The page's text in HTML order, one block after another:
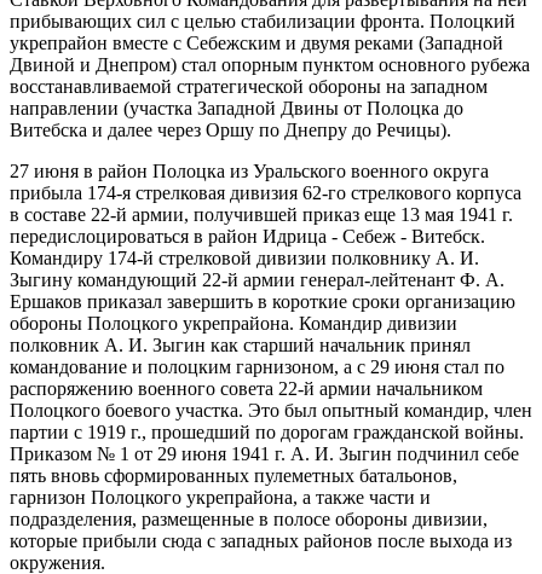
прибывающих сил с целью стабилизации фронта. Полоцкий
укрепрайон вместе с Себежским и двумя реками (Западной
Двиной и Днепром) стал опорным пунктом основного рубежа
восстанавливаемой стратегической обороны на западном
направлении (участка Западной Двины от Полоцка до
Витебска и далее через Оршу по Днепру до Речицы).
27 июня в район Полоцка из Уральского военного округа
прибыла 174-я стрелковая дивизия 62-го стрелкового корпуса
в составе 22-й армии, получившей приказ еще 13 мая 1941 г.
передислоцироваться в район Идрица - Себеж - Витебск.
Командиру 174-й стрелковой дивизии полковнику А. И.
Зыгину командующий 22-й армии генерал-лейтенант Ф. А.
Ершаков приказал завершить в короткие сроки организацию
обороны Полоцкого укрепрайона. Командир дивизии
полковник А. И. Зыгин как старший начальник принял
командование и полоцким гарнизоном, а с 29 июня стал по
распоряжению военного совета 22-й армии начальником
Полоцкого боевого участка. Это был опытный командир, член
партии с 1919 г., прошедший по дорогам гражданской войны.
Приказом № 1 от 29 июня 1941 г. А. И. Зыгин подчинил себе
пять вновь сформированных пулеметных батальонов,
гарнизон Полоцкого укрепрайона, а также части и
подразделения, размещенные в полосе обороны дивизии,
которые прибыли сюда с западных районов после выхода из
окружения.